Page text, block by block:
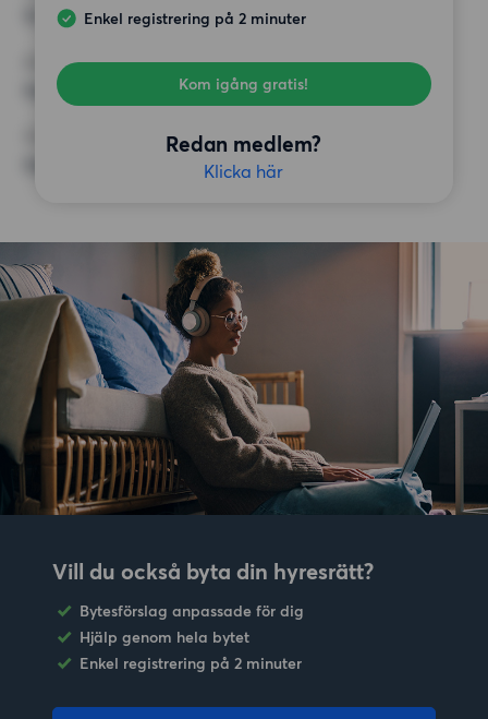
Enkel registrering på 2 minuter
Kom igång gratis!
Redan medlem?
Klicka här
12 500 kr
Inga speciella krav
ÖVRIGA PREFERENSER
Inga speciella preferenser
Vill du också byta din hyresrätt?
Bytesförslag anpassade för dig
Hjälp genom hela bytet
Enkel registrering på 2 minuter